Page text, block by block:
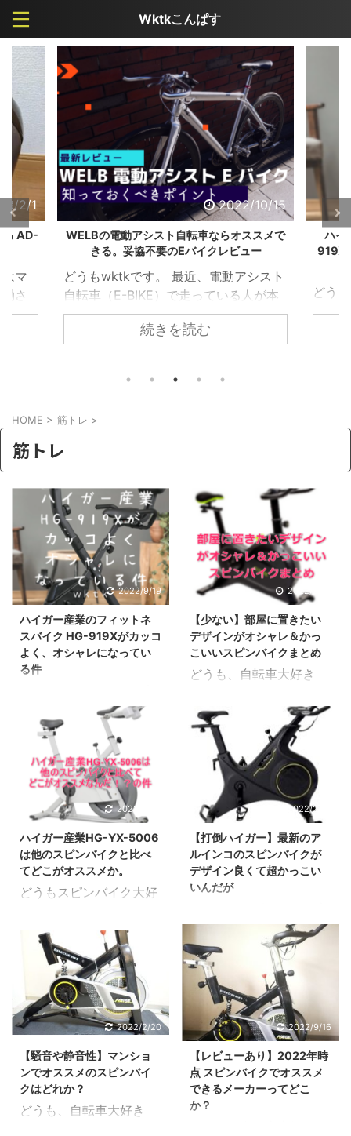
Wktkこんぱす
2/1
る AD-
マ
さ
前
の記
日を
2022/10/15
WELBの電動アシスト自転車ならオススメで
きる。妥協不要のEバイクレビュー
どうもwktkです。 最近、電動アシスト
自転車（E-BIKE）で走っている人が本
当に増えましたよね。 乗ってみるとわ
かるのですが本当に便利でイイ。 ただ
のだけど見た目がダサいしな
シスト自転車は特性上バッテリー積む
必要もあり、野暮ったいデザインにな
ってしま ...
続きを読む
ハイ
919X
どう
車が
ノー
り、
増え
イ ...
HOME > 筋トレ >
筋トレ
2022/9/19
ハイガー産業のフィットネ
スバイク HG-919Xがカッコ
よく、オシャレになってい
る件
りたたみ自転車が大好き
が高じて、購入して検証
しまくっています。
【カスタマイズ】ルノー
20インチ 折りたたみ自
転車 プラチナマッハ8の
カスタムするなら何をす
べきか？ さて、自転車好
きには最近ちょっと辛い
季節。。最近は雨が多か
ったり、外は暑かった
グしようと思ったら、急
な雨で出かけられない。
そういう時でも部屋の中
でも有酸素トレーニング
でたら、ラクでイイです
よね。 そうなるとお手
頃なフィットネスバイク
を、探す人が増えてきま
す。しかし フィットネス
バイ ...
2022/2/27
【少ない】部屋に置きたい
デザインがオシャレ＆かっ
こいいスピンバイクまとめ
どうも、自転車大好き
きすぎてスピンバイクな
んかもハマっています。
スピンバイクは安いとは
言えない。でもおすすめ
する価値は十分にある理
由 スピンバイクのデザ
インはメーカーごとに千
差万別。 しかしほとんど
のメーカーにいえる事が
コレ。 なんかデザインが
で今回はこんな方向けの
記事 部屋に置いてもイン
テリアとして映える。そ
んなオシャレでかっこい
いスピンバイクが欲しい
なぁ。 oK です。スピン
バイクを自腹 ...
2022/9/20
ハイガー産業HG-YX-5006
は他のスピンバイクと比べ
てどこがオススメか。
どうもスピンバイク大好
すぎて、自腹で購入して
ウォッチしまくっていま
す。 スピンバイクは安い
とは言えない。でもおす
すめする価値は十分にあ
る理由 そこで今回は
ピンバイクのHG-YX-
5006は他のスピンバイ
クと比べてどんな点がオ
ススメなんだろう？ oK
2022/2/27
【打倒ハイガー】最新のア
ルインコのスピンバイクが
デザイン良くて超かっこい
いんだが
好きワクテカです さて
以前紹介した、2022年
に買うべきコスパ高めの
スピンバイメーカー。
【レビューあり】現在ス
ピンバイクでオススメで
きるメーカーってどこ
か？ この時に紹介したア
ルインコ社の最新のスピ
ンバイクが注目度高めな
ワケです。 そこで今回は
2022/2/20
【騒音や静音性】マンショ
ンでオススメのスピンバイ
クはどれか？
どうも、自転車大好き
2022/9/16
【レビューあり】2022年時
点 スピンバイクでオススメ
できるメーカーってどこ
か？